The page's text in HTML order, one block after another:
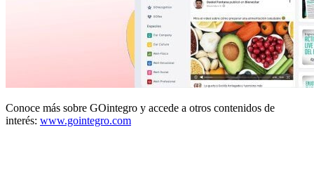
Conoce más sobre GOintegro y accede a otros contenidos de
interés: www.gointegro.com